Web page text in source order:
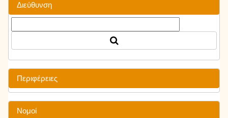
Διεύθυνση
Περιφέρειες
Νομοί